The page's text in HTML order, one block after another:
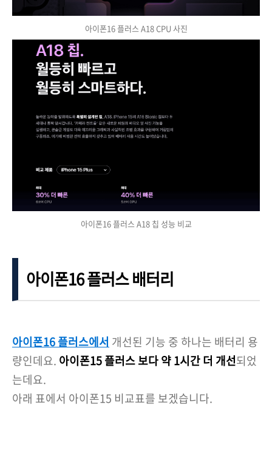
아이폰16 플러스 A18 CPU 사진
아이폰16 플러스 A18 칩 성능 비교
아이폰16 플러스 배터리
아이폰16 플러스에서 개선된 기능 중 하나는 배터리 용
량인데요. 아이폰15 플러스 보다 약 1시간 더 개선되었
는데요.
아래 표에서 아이폰15 비교표를 보겠습니다.